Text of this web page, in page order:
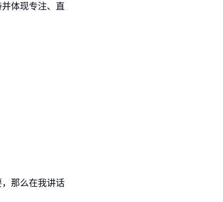
体现专注、直
那么在我讲话